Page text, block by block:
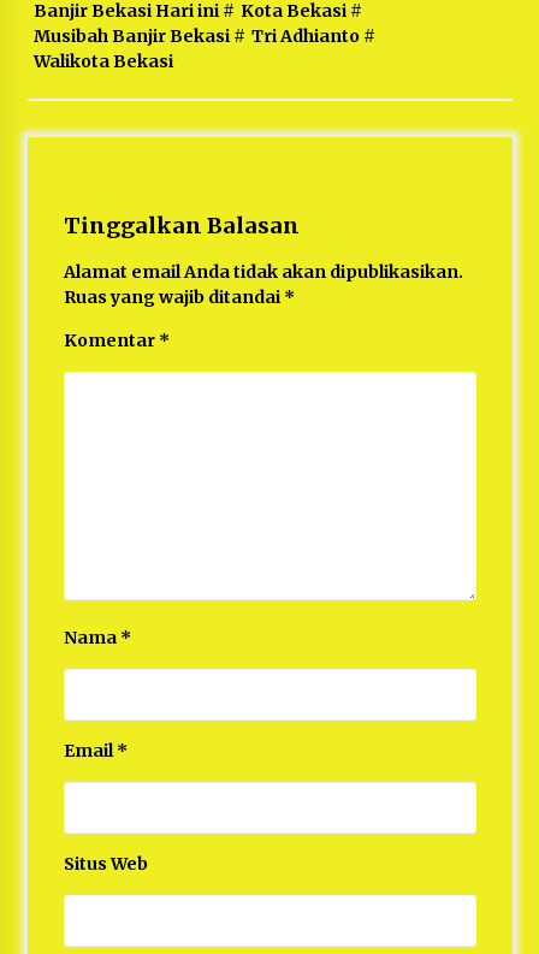
Banjir Bekasi Hari ini# Kota Bekasi#
Musibah Banjir Bekasi# Tri Adhianto#
Walikota Bekasi
Tinggalkan Balasan
Alamat email Anda tidak akan dipublikasikan.
Ruas yang wajib ditandai *
Komentar *
Nama *
Email*
Situs Web